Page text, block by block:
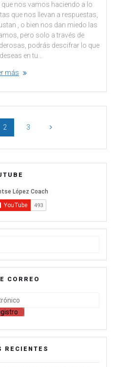
nos vamos haciendo a lo
que nos llevan a respuestas,
, o bien nos dan miedo las
pero solo a través de
podrás descifrar lo que
en tu…
más
2 3
CORREO
RECIENTES